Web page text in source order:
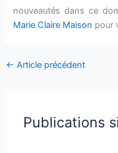
nouveautés dans ce
Marie Claire Maison pour
← Article précédent
Publications